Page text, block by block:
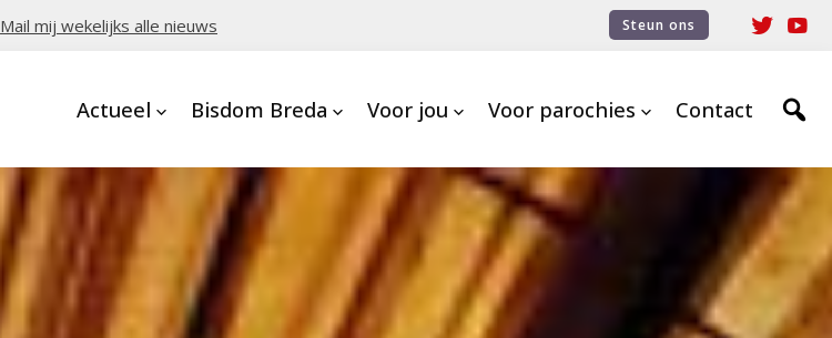
Mail mij wekelijks alle nieuws Steun ons
Actueel Bisdom Breda Voor jou Voor parochies Contact